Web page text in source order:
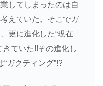
してしまったのは自
えていた。そこでガ
更に進化した“現在
ていた!!その進化し
ガクティング”!?